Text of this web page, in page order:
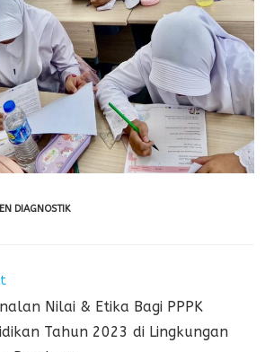
DIAGNOSTIK
Nilai & Etika Bagi PPPK
Tahun 2023 di Lingkungan